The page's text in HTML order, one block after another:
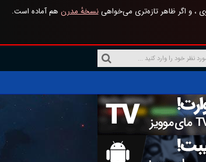
، و اگر ظاهر تازه‌تری می‌خواهینسخهٔ مدرن هم آماده است.